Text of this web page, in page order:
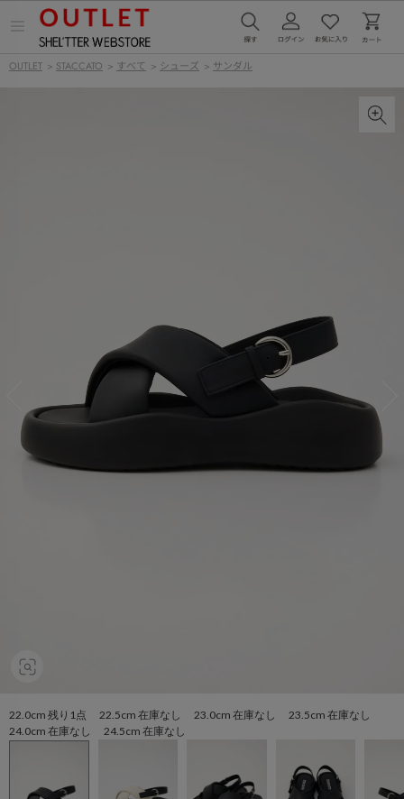
ー
OUTLET > STACCATO > すべて > シューズ > サンダル
22.0cm 残り1点 22.5cm 在庫なし 23.0cm 在庫なし 23.5cm 在庫なし
24.0cm 在庫なし 24.5cm 在庫なし